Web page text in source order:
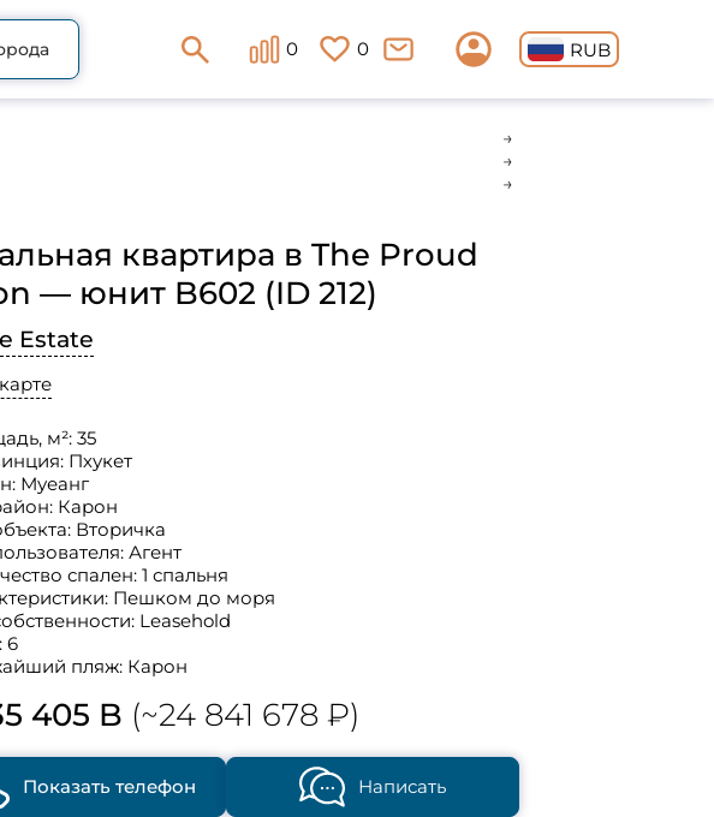
0 0 RUB
квартира в The Proud
— юнит B602 (ID 212)
Estate
м²: 35
Пхукет
Муеанг
Карон
Вторичка
Агент
спален: 1 спальня
Пешком до моря
Leasehold
6
пляж: Карон
405 B (~24 841 678 ₽)
Показать телефон Написать